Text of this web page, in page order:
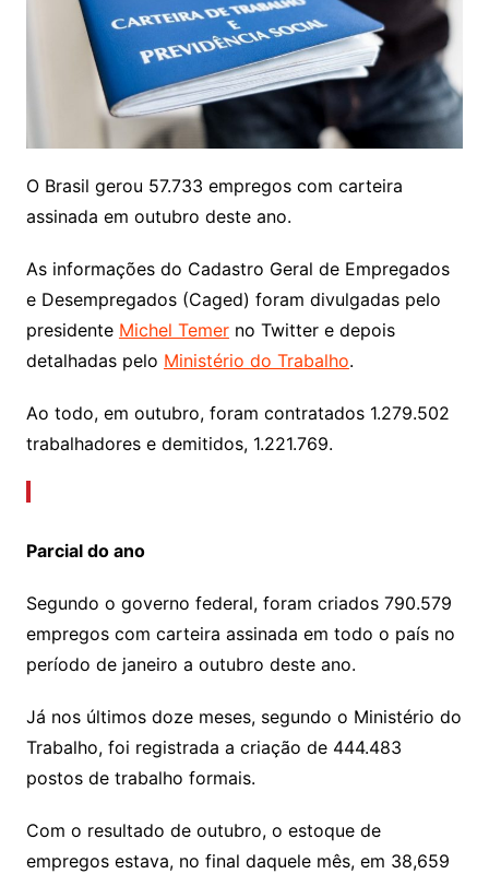
O Brasil gerou 57.733 empregos com carteira
assinada em outubro deste ano.
As informações do Cadastro Geral de Empregados
e Desempregados (Caged) foram divulgadas pelo
presidente Michel Temerno Twitter e depois
detalhadas pelo Ministério do Trabalho.
Ao todo, em outubro, foram contratados 1.279.502
trabalhadores e demitidos, 1.221.769.
Parcial do ano
Segundo o governo federal, foram criados 790.579
empregos com carteira assinada em todo o país no
período de janeiro a outubro deste ano.
Já nos últimos doze meses, segundo o Ministério do
Trabalho, foi registrada a criação de 444.483
postos de trabalho formais.
Com o resultado de outubro, o estoque de
empregos estava, no final daquele mês, em 38,659